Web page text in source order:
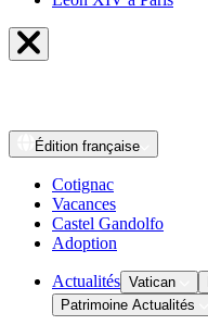
Édition française
Cotignac
Vacances
Castel Gandolfo
Adoption
Actualités Vatican
Patrimoine Actualités